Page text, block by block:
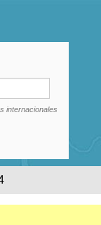
internacionales